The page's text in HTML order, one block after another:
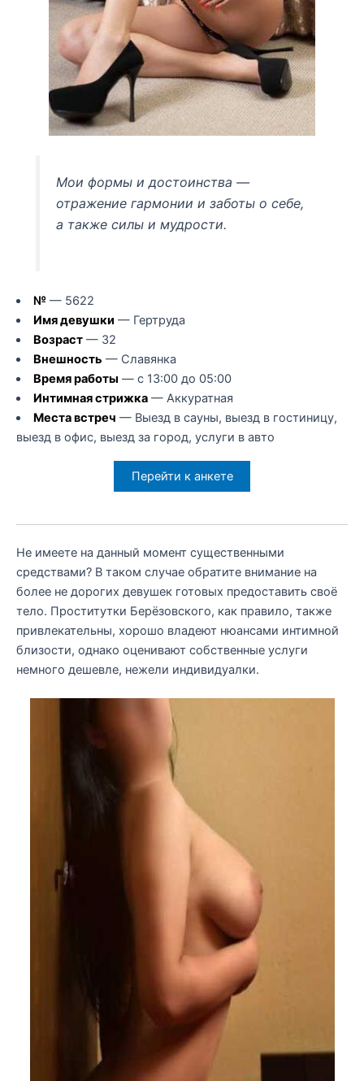
Мои формы и достоинства —
отражение гармонии и заботы о себе,
а также силы и мудрости.
№— 5622
Имя девушки — Гертруда
Возраст— 32
Внешность — Славянка
Время работы — с 13:00 до 05:00
Интимная стрижка— Аккуратная
Места встреч — Выезд в сауны, выезд в гостиницу,
выезд в офис, выезд за город, услуги в авто
Перейти к анкете
Не имеете на данный момент существенными
средствами? В таком случае обратите внимание на
более не дорогих девушек готовых предоставить своё
тело. Проститутки Берёзовского, как правило, также
привлекательны, хорошо владеют нюансами интимной
близости, однако оценивают собственные услуги
немного дешевле, нежели индивидуалки.